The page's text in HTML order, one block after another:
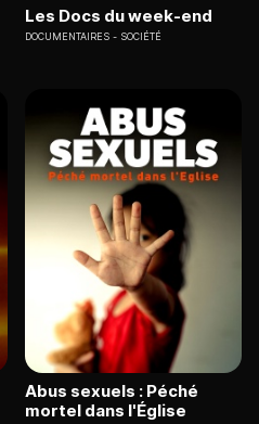
Les Docs du week-end
DOCUMENTAIRES SOCIÉTÉ
Abus sexuels : Péché
mortel dans l'Église